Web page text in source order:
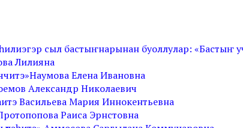
сыл бастыҥнарынан буоллулар:
Лилияна
Елена Ивановна
Александр Николаевич
Васильева Мария Иннокентьевна
Раиса Эрнстовна